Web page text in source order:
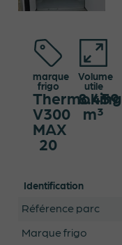
marque
frigo
Thermoking
V300
MAX
20
Volume
utile
8.459
m³
Identification
Référence parc
Marque frigo